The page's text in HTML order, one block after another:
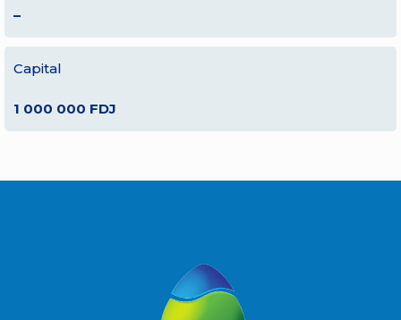
–
Capital
1 000 000 FDJ